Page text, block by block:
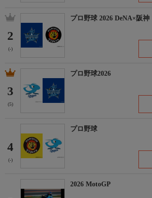
2
(-)
プロ野球 2026 DeNA×阪神
3
(5)
プロ野球2026
4
(-)
プロ野球
2026 MotoGP